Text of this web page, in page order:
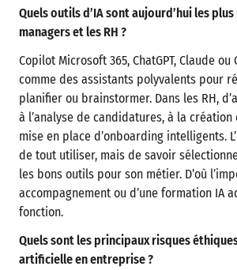
Quels outils d’IA sont aujourd’hui les
managers et les RH ?
Copilot Microsoft 365, ChatGPT, Claude ou
comme des assistants polyvalents pour
planifier ou brainstormer. Dans les RH,
à l’analyse de candidatures, à la création
mise en place d’onboarding intelligents.
de tout utiliser, mais de savoir
les bons outils pour son métier. D’où
accompagnement ou d’une formation IA
fonction.
Quels sont les principaux risques
artificielle en entreprise ?